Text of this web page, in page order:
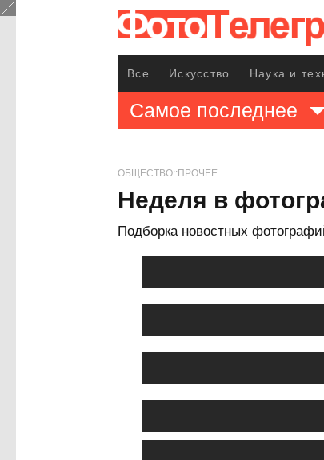
Все Искусство Наука и
Самое последнее
ОБЩЕСТВО::ПРОЧЕЕ
Неделя в
Подборка новостных